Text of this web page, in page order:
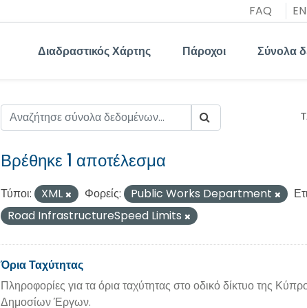
FAQ EN
Διαδραστικός Χάρτης Πάροχοι Σύνολα
Βρέθηκε 1 αποτέλεσμα
Τύποι: XML Φορείς: Public Works Department
Road InfrastructureSpeed Limits
Όρια Ταχύτητας
Πληροφορίες για τα όρια ταχύτητας στο οδικό δίκτυο της
Δημοσίων Έργων.